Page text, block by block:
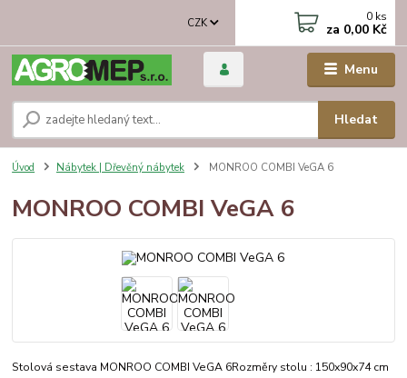
Menu
CZK
Hledat
0 ks
za 0,00 Kč
Úvod Nábytek | Dřevěný nábytek MONROO COMBI VeGA 6
MONROO COMBI VeGA 6
Stolová sestava MONROO COMBI VeGA 6Rozměry stolu : 150x90x74 cm